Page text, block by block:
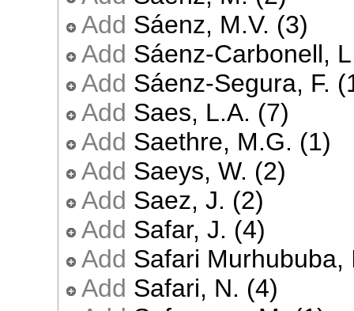
Add Sáenz, M.V. (3)
Add Sáenz-Carbonell,
Add Sáenz-Segura, F.
Add Saes, L.A. (7)
Add Saethre, M.G. (1)
Add Saeys, W. (2)
Add Saez, J. (2)
Add Safar, J. (4)
Add Safari Murhububa,
Add Safari, N. (4)